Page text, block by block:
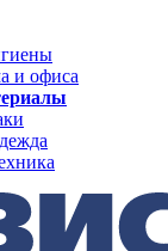
и офиса